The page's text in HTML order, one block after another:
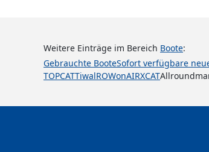
Weitere Einträge im Bereich Boote:
Gebrauchte BooteSofort verfügbare
TOPCATTiwalROWonAIRXCAT